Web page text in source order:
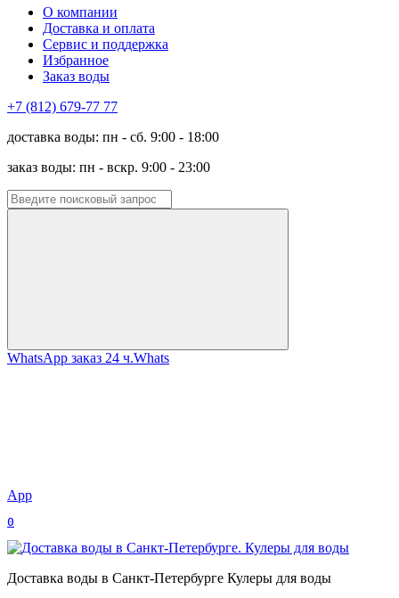
О компании
Доставка и оплата
Сервис и поддержка
Избранное
Заказ воды
+7 (812) 679-77 77
доставка воды: пн - сб. 9:00 - 18:00
заказ воды: пн - вскр. 9:00 - 23:00
WhatsApp заказ 24 ч.Whats
App
0
Доставка воды в Санкт-Петербурге Кулеры для воды